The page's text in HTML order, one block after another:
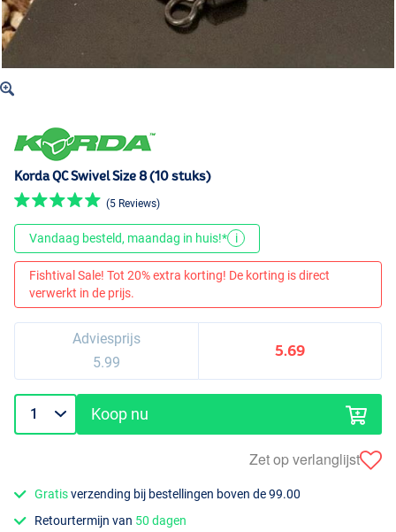
Korda QC Swivel Size 8 (10 stuks)
(5 Reviews)
Vandaag besteld, maandag in huis!* i
Fishtival Sale! Tot 20% extra korting! De korting is direct
verwerkt in de prijs.
Adviesprijs
5.99
5.69
Koop nu
Zet op verlanglijst
Gratisverzending bij bestellingen boven de 99.00
Retourtermijn van 50 dagen